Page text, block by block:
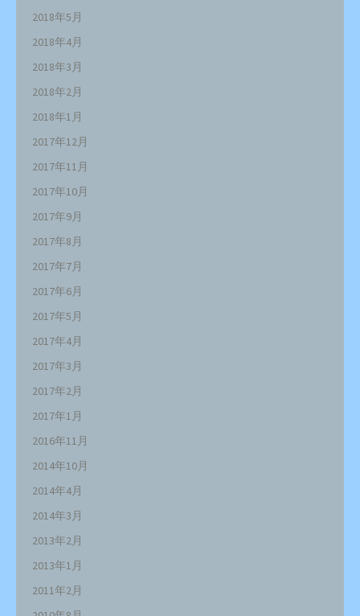
2018年5月
2018年4月
2018年3月
2018年2月
2018年1月
2017年12月
2017年11月
2017年10月
2017年9月
2017年8月
2017年7月
2017年6月
2017年5月
2017年4月
2017年3月
2017年2月
2017年1月
2016年11月
2014年10月
2014年4月
2014年3月
2013年2月
2013年1月
2011年2月